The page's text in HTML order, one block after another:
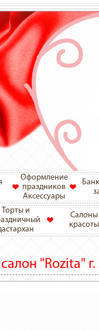
Оформление
праздников
Аксессуары
Торты и
Салоны
красоты
"Rozita" г.